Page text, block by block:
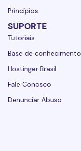
Princípios
SUPORTE
Tutoriais
Base de conhecimento
Hostinger Brasil
Fale Conosco
Denunciar Abuso